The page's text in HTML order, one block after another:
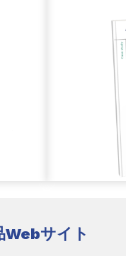
Webサイト